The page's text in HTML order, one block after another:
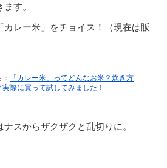
す。
レー米」をチョイス！（現在は販
「カレー米」ってどんなお米？炊き方
際に買って試してみました！
スからザクザクと乱切りに。